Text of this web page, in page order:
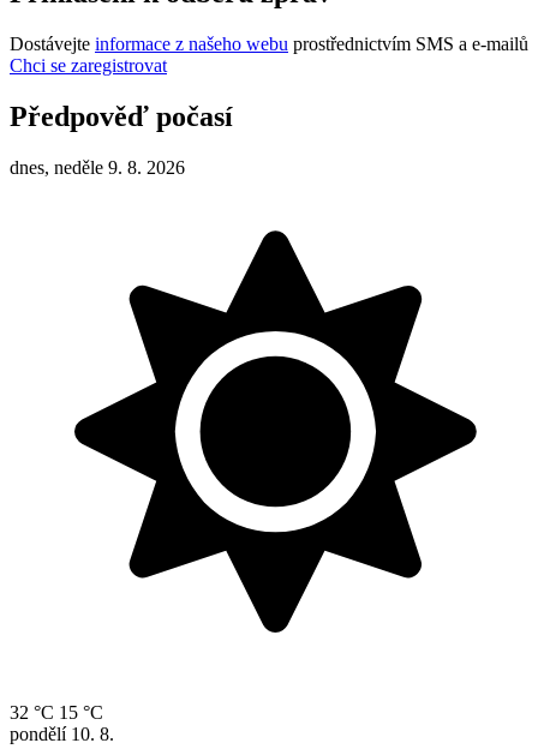
Dostávejte informace z našeho webu prostřednictvím SMS a e-mailů
Chci se zaregistrovat
Předpověď počasí
dnes, neděle 9. 8. 2026
32 °C 15 °C
pondělí 10. 8.